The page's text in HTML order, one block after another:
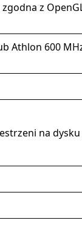
z
Athlon 600
na